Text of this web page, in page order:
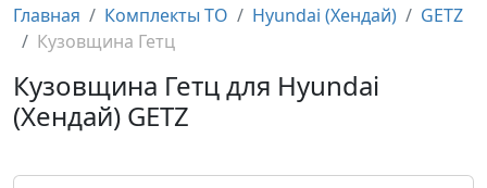
Главная Комплекты ТО Hyundai (Хендай)
GETZ
Кузовщина Гетц
Кузовщина Гетц для Hyundai
(Хендай) GETZ